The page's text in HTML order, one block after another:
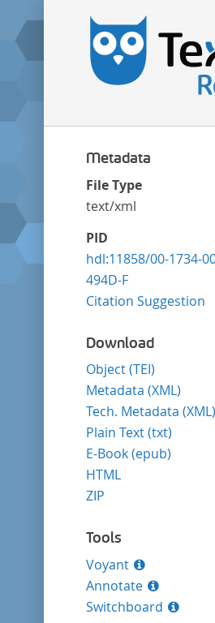
Metadata
File Type
text/xml
PID
hdl:11858/00-1734-
494D-F
Citation Suggestion
Download
Object (TEI)
Metadata (XML)
Tech. Metadata (XML)
Plain Text (txt)
E-Book (epub)
HTML
ZIP
Tools
Voyant
Annotate
Switchboard